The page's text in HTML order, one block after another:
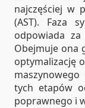
najczęściej w
(AST). Faza
odpowiada
Obejmuje ona
optymalizację
tych etapów
poprawnego i